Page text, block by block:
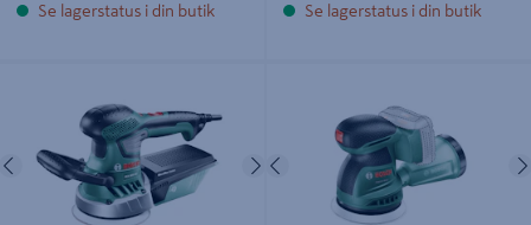
Se lagerstatus i din butik Se lagerstatus i din butik
Föregående NästaFöregående